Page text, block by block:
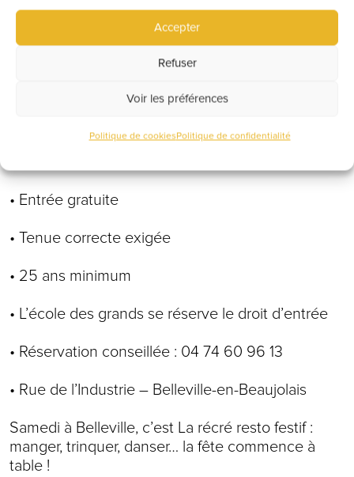
Accepter
Refuser
Voir les préférences
Politique de cookiesPolitique de confidentialité
• À partir de 22h30 : musique, danse et rires pour
une soirée pleine de vie
• La récré, c’est la fête sans privatisation mais
• Entrée gratuite
• Tenue correcte exigée
• 25 ans minimum
• L’école des grands se réserve le droit d’entrée
• Réservation conseillée : 04 74 60 96 13
• Rue de l’Industrie – Belleville-en-Beaujolais
Samedi à Belleville, c’est La récré resto festif :
manger, trinquer, danser… la fête commence à
table !